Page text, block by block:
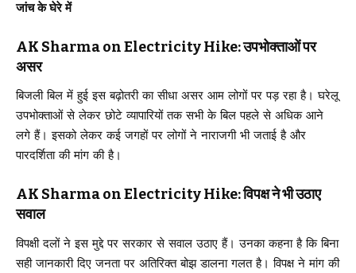
जांच के घेरे में
AK Sharma on Electricity Hike: उपभोक्ताओं पर
असर
बिजली बिल में हुई इस बढ़ोतरी का सीधा असर आम लोगों पर पड़ रहा है। घरेलू
उपभोक्ताओं से लेकर छोटे व्यापारियों तक सभी के बिल पहले से अधिक आने
लगे हैं। इसको लेकर कई जगहों पर लोगों ने नाराजगी भी जताई है और
पारदर्शिता की मांग की है।
AK Sharma on Electricity Hike: विपक्ष ने भी उठाए
सवाल
विपक्षी दलों ने इस मुद्दे पर सरकार से सवाल उठाए हैं। उनका कहना है कि बिना
सही जानकारी दिए जनता पर अतिरिक्त बोझ डालना गलत है। विपक्ष ने मांग की